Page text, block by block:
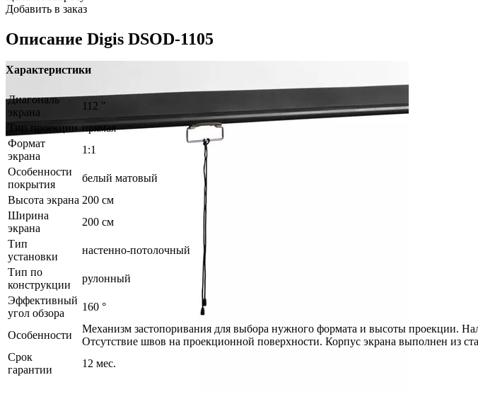
Добавить в заказ
Описание Digis DSOD-1105
Характеристики
Диагональ
экрана
112 "
Тип проекции прямая
Формат
экрана
1:1
Особенности
покрытия
белый матовый
Высота экрана 200 см
Ширина
экрана
200 см
Тип
установки
настенно-потолочный
Тип по
конструкции
рулонный
Эффективный
угол обзора
160 °
Особенности
Механизм застопоривания для выбора нужного формата и высоты проекции.
Отсутствие швов на проекционной поверхности. Корпус экрана выполнен из
Срок
гарантии
12 мес.